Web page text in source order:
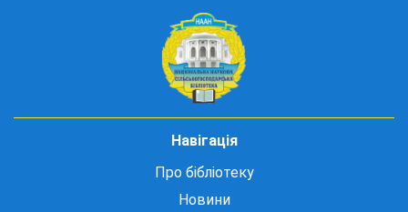
Навігація
Про бібліотеку
Новини